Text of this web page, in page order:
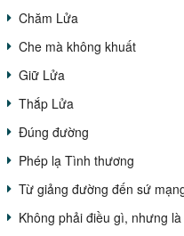
Chăm Lửa
Che mà không khuất
Giữ Lửa
Thắp Lửa
Đúng đường
Phép lạ Tình thương
Từ giảng đường đến sứ
Không phải điều gì, nhưng